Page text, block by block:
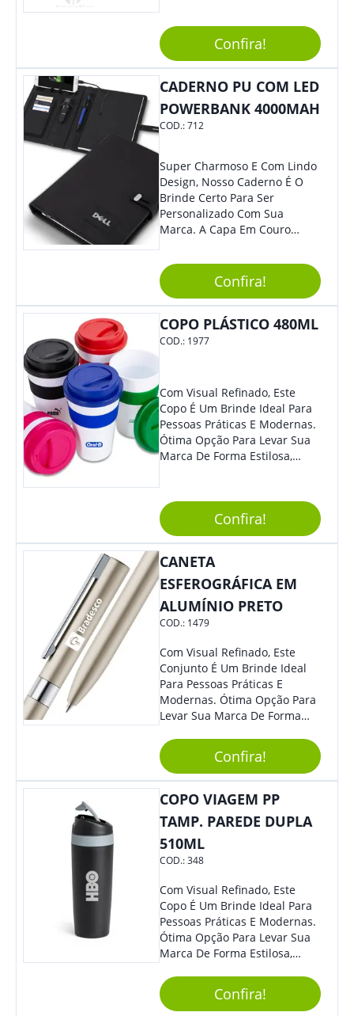
Elástico Permite Maior
Segurança Ao Carregá-Lo.
Ofereça A Seus Clientes E
Colaboradores, Sem Dúvidas
Eles Irão Adorar.
Confira!
CADERNO PU COM LED
POWERBANK 4000MAH
COD.:712
Super Charmoso E Com Lindo
Design, Nosso Caderno É O
Brinde Certo Para Ser
Personalizado Com Sua
Marca. A Capa Em Couro
Elástico Permite Maior
Segurança Ao Carregá-Lo.
Ofereça A Seus Clientes E
Colaboradores, Sem Dúvidas
Eles Irão Adorar.
Confira!
COPO PLÁSTICO 480ML
COD.: 1977
Com Visual Refinado, Este
Copo É Um Brinde Ideal Para
Pessoas Práticas E Modernas.
Ótima Opção Para Levar Sua
Marca De Forma Estilosa,
Reuniões Corporativas Ou Até
Mesmo Para Presentear
Colaboradores.
Confira!
CANETA
ESFEROGRÁFICA EM
ALUMÍNIO PRETO
COD.: 1479
Com Visual Refinado, Este
Conjunto É Um Brinde Ideal
Para Pessoas Práticas E
Modernas. Ótima Opção Para
Levar Sua Marca De Forma
Sua Empresa Em Eventos,
Reuniões Corporativas Ou Até
Mesmo Para Presentear
Colaboradores E Parceiros De
Confira!
COPO VIAGEM PP
TAMP. PAREDE DUPLA
510ML
COD.:348
Com Visual Refinado, Este
Copo É Um Brinde Ideal Para
Pessoas Práticas E Modernas.
Ótima Opção Para Levar Sua
Marca De Forma Estilosa,
Empresa Em Eventos,
Reuniões Corporativas Ou Até
Confira!